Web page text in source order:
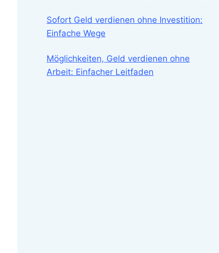
Sofort Geld verdienen ohne Investition:
Einfache Wege
Möglichkeiten, Geld verdienen ohne
Arbeit: Einfacher Leitfaden